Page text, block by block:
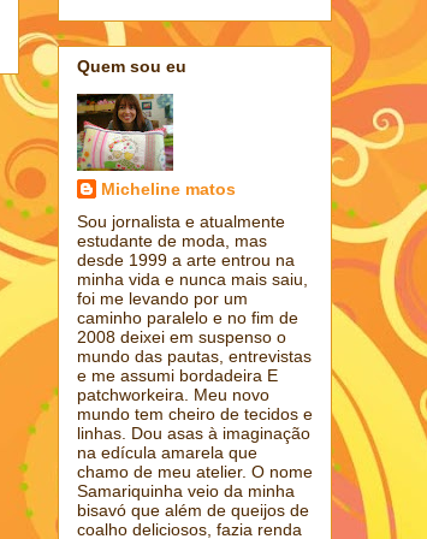
Quem sou eu
Micheline matos
Sou jornalista e atualmente
estudante de moda, mas
desde 1999 a arte entrou na
minha vida e nunca mais saiu,
foi me levando por um
caminho paralelo e no fim de
2008 deixei em suspenso o
mundo das pautas, entrevistas
e me assumi bordadeira E
patchworkeira. Meu novo
mundo tem cheiro de tecidos e
linhas. Dou asas à imaginação
na edícula amarela que
chamo de meu atelier. O nome
Samariquinha veio da minha
bisavó que além de queijos de
coalho deliciosos, fazia renda